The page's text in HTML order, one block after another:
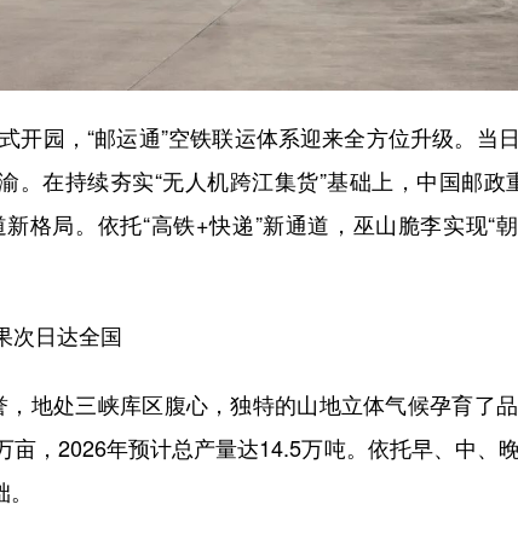
园，“邮运通”空铁联运体系迎来全方位升级。当
。在持续夯实“无人机跨江集货”基础上，中国邮
格局。依托“高铁+快递”新通道，巫山脆李实现“
次日达全国
地处三峡库区腹心，独特的山地立体气候孕育了
亩，2026年预计总产量达14.5万吨。依托早、中、